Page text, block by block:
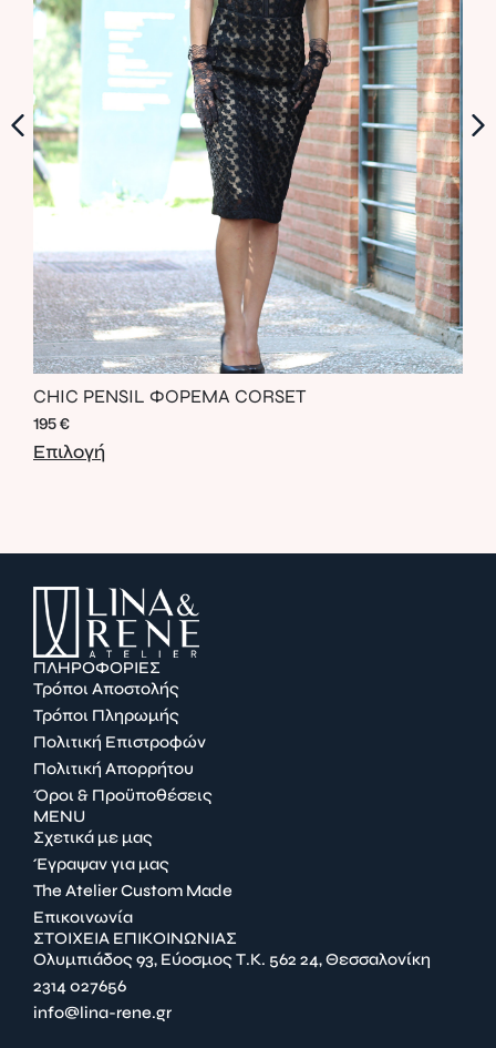
CHIC PENSIL ΦΟΡΕΜΑ CORSET
195€
Επιλογή
ΠΛΗΡΟΦΟΡΙΕΣ
Τρόποι Αποστολής
Τρόποι Πληρωμής
Πολιτική Επιστροφών
Πολιτική Απορρήτου
Όροι & Προϋποθέσεις
MENU
Σχετικά με μας
Έγραψαν για μας
The Atelier Custom Made
Επικοινωνία
ΣΤΟΙΧΕΙΑ ΕΠΙΚΟΙΝΩΝΙΑΣ
Ολυμπιάδος 93, Εύοσμος Τ.Κ. 562 24, Θεσσαλονίκη
2314 027656
info@lina-rene.gr